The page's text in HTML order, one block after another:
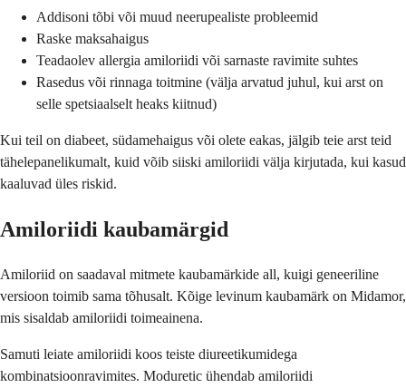
Addisoni tõbi või muud neerupealiste probleemid
Raske maksahaigus
Teadaolev allergia amiloriidi või sarnaste ravimite suhtes
Rasedus või rinnaga toitmine (välja arvatud juhul, kui arst on
selle spetsiaalselt heaks kiitnud)
Kui teil on diabeet, südamehaigus või olete eakas, jälgib teie arst teid
tähelepanelikumalt, kuid võib siiski amiloriidi välja kirjutada, kui kasud
kaaluvad üles riskid.
Amiloriidi kaubamärgid
Amiloriid on saadaval mitmete kaubamärkide all, kuigi geneeriline
versioon toimib sama tõhusalt. Kõige levinum kaubamärk on Midamor,
mis sisaldab amiloriidi toimeainena.
Samuti leiate amiloriidi koos teiste diureetikumidega
kombinatsioonravimites. Moduretic ühendab amiloriidi